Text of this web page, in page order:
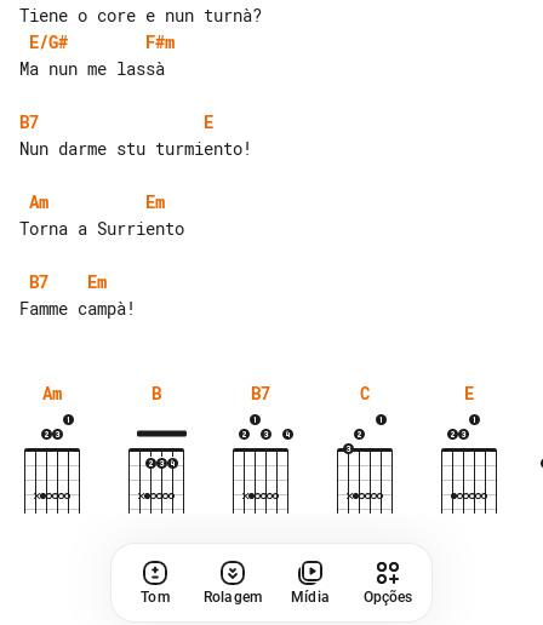
E/G#
F#m
Ma nun me lassà
B7
E
Nun darme stu turmiento!
Am
Em
Torna a Surriento
B7
Em
Am B B7 C E
Tom Rolagem Mídia Opções